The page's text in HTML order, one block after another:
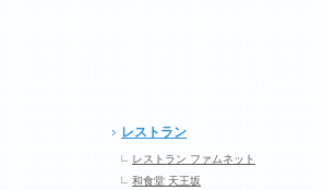
レストラン
レストラン ファムネット
和食堂 天王坂